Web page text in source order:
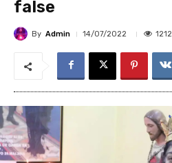
false
By Admin 14/07/2022 1212